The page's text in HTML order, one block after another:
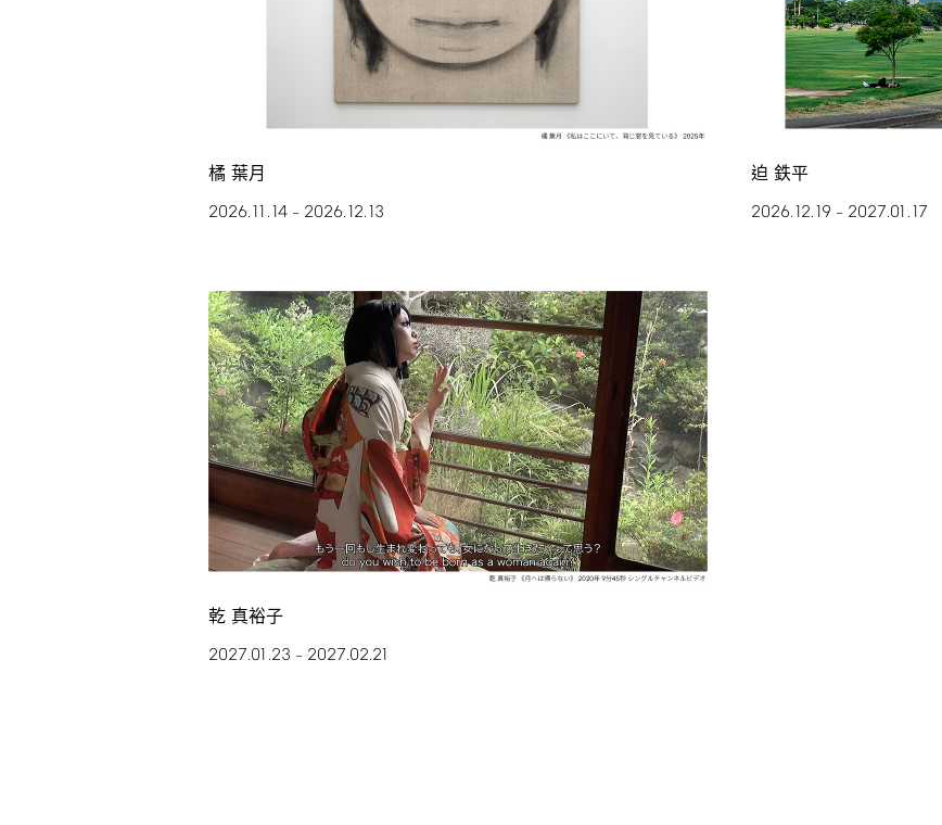
橘 葉月
2026.11.14 – 2026.12.13
迫 鉄平
2026.12.19 – 2027.01.17
乾 真裕子
2027.01.23 – 2027.02.21